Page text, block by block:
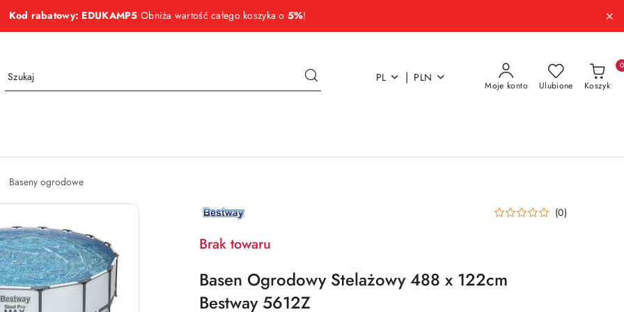
Kod rabatowy: EDUKAMP5 Obniża wartość całego koszyka o 5%!
PL | PLN
Moje konto Ulubione Koszyk
0
Baseny ogrodowe
NAZWA
PRODUCENTA: (0)
Brak towaru
Basen Ogrodowy Stelażowy 488 x 122cm
Bestway 5612Z